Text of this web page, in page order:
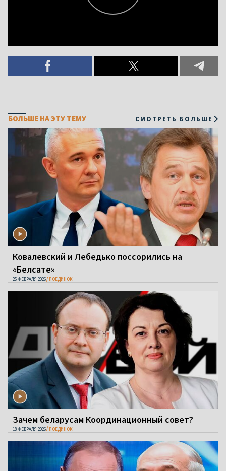
БОЛЬШЕ НА ЭТУ ТЕМУ СМОТРЕТЬ БОЛЬШЕ
Ковалевский и Лебедько поссорились на
«Белсате»
25 ФЕВРАЛЯ 2026 ПОЕДИНОК
Зачем беларусам Координационный совет?
18 ФЕВРАЛЯ 2026 ПОЕДИНОК